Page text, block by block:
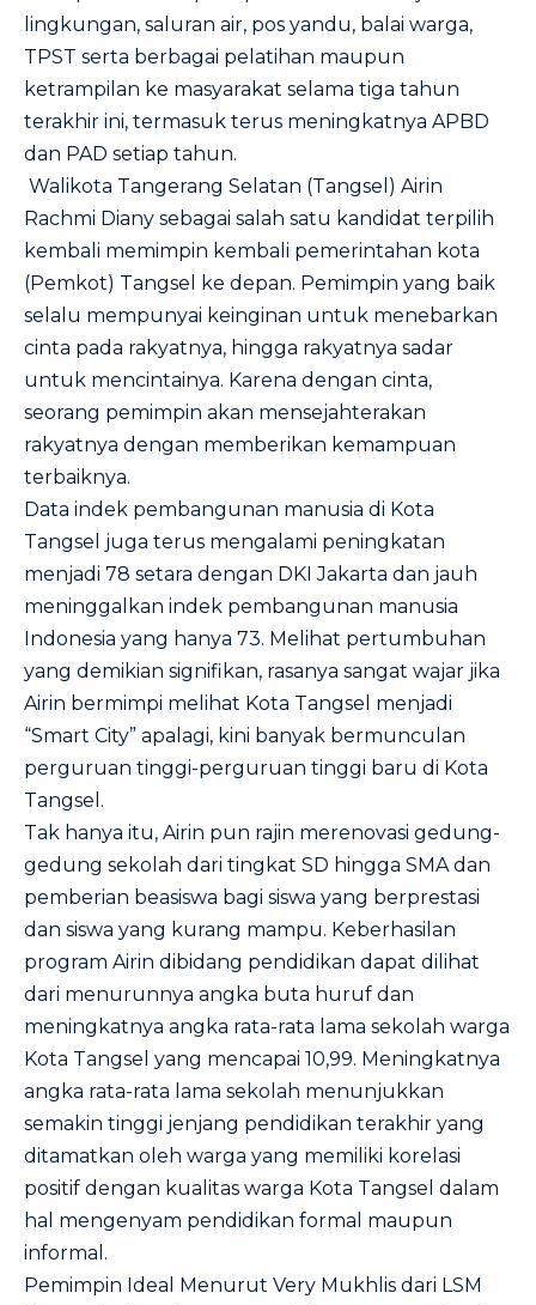
lingkungan, saluran air, pos yandu, balai warga,
TPST serta berbagai pelatihan maupun
ketrampilan ke masyarakat selama tiga tahun
terakhir ini, termasuk terus meningkatnya APBD
dan PAD setiap tahun.
Walikota Tangerang Selatan (Tangsel) Airin
Rachmi Diany sebagai salah satu kandidat terpilih
kembali memimpin kembali pemerintahan kota
(Pemkot) Tangsel ke depan. Pemimpin yang baik
selalu mempunyai keinginan untuk menebarkan
cinta pada rakyatnya, hingga rakyatnya sadar
untuk mencintainya. Karena dengan cinta,
seorang pemimpin akan mensejahterakan
rakyatnya dengan memberikan kemampuan
terbaiknya.
Data indek pembangunan manusia di Kota
Tangsel juga terus mengalami peningkatan
menjadi 78 setara dengan DKI Jakarta dan jauh
meninggalkan indek pembangunan manusia
Indonesia yang hanya 73. Melihat pertumbuhan
yang demikian signifikan, rasanya sangat wajar jika
Airin bermimpi melihat Kota Tangsel menjadi
“Smart City” apalagi, kini banyak bermunculan
perguruan tinggi-perguruan tinggi baru di Kota
Tangsel.
Tak hanya itu, Airin pun rajin merenovasi gedung-
gedung sekolah dari tingkat SD hingga SMA dan
pemberian beasiswa bagi siswa yang berprestasi
dan siswa yang kurang mampu. Keberhasilan
program Airin dibidang pendidikan dapat dilihat
dari menurunnya angka buta huruf dan
meningkatnya angka rata-rata lama sekolah warga
Kota Tangsel yang mencapai 10,99. Meningkatnya
angka rata-rata lama sekolah menunjukkan
semakin tinggi jenjang pendidikan terakhir yang
ditamatkan oleh warga yang memiliki korelasi
positif dengan kualitas warga Kota Tangsel dalam
hal mengenyam pendidikan formal maupun
informal.
Pemimpin Ideal Menurut Very Mukhlis dari LSM